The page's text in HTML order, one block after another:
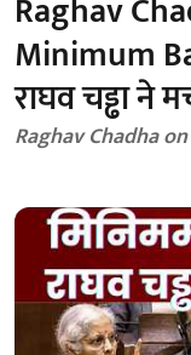
Raghav
Minimum
राघव चड्ढा ने
Raghav Chadha